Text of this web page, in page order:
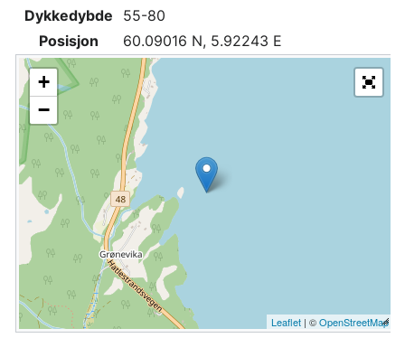
Dykkedybde
55-80
Posisjon
60.09016 N, 5.92243 E
+
−
Leaflet | ©OpenStreetMap